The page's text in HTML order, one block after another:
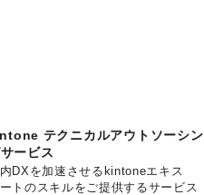
テクニカルアウトソーシン
ービス
DXを加速させるkintoneエキス
トのスキルをご提供するサービス